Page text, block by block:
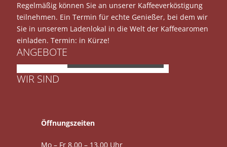
Regelmäßig können Sie an unserer Kaffeeverköstigung
teilnehmen. Ein Termin für echte Genießer, bei dem wir
Sie in unserem Ladenlokal in die Welt der Kaffeearomen
einladen. Termin: in Kürze!
ANGEBOTE
WIR SIND
Öffnungszeiten
Mo – Fr 8.00 – 13.00 Uhr